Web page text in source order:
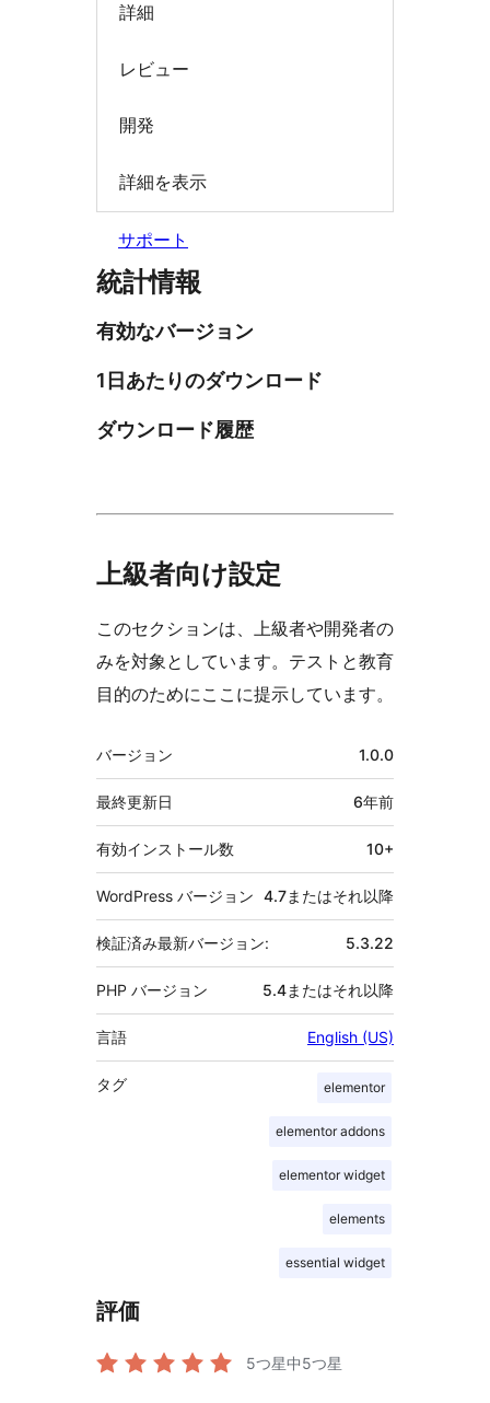
詳細
レビュー
開発
詳細を表示
サポート
統計情報
有効なバージョン
1日あたりのダウンロード
ダウンロード履歴
上級者向け設定
このセクションは、上級者や開発者の
みを対象としています。テストと教育
目的のためにここに提示しています。
メ
タ
バージョン 1.0.0
最終更新日 6年前
有効インストール数 10+
WordPress バージョン 4.7またはそれ以降
検証済み最新バージョン: 5.3.22
PHP バージョン 5.4またはそれ以降
言語 English (US)
タグ elementor
elementor addons
elementor widget
elements
essential widget
評価
5つ星中5つ星